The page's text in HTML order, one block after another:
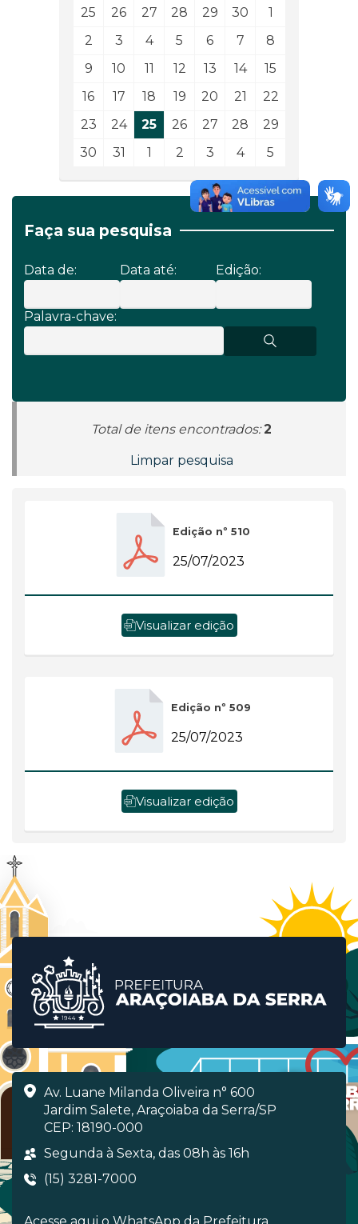
25
26 27 28 29 30
1
2
3 4 5 6 7
8
9
10 11 12 13 14
15
16
17 18 19 20 21
22
23
24 25 26 27 28
29
30
31 1 2 3 4 5
Faça sua pesquisa
Data de: Data até: Edição:
Palavra-chave:
Total de itens encontrados: 2
Limpar pesquisa
Edição nº 510
25/07/2023
Visualizar edição
Edição nº 509
25/07/2023
Visualizar edição
Av. Luane Milanda Oliveira n° 600
Jardim Salete, Araçoiaba da Serra/SP
CEP: 18190-000
Segunda à Sexta, das 08h às 16h
(15) 3281-7000